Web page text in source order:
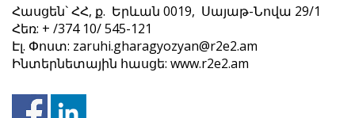
Հասցեն` ՀՀ, ք. Երևան 0019, Սայաթ-Նովա 29/1
Հեռ: + /374 10/ 545-121
Էլ. Փոստ: zaruhi.gharagyozyan@r2e2.am
Ինտերնետային հասցե: www.r2e2.am